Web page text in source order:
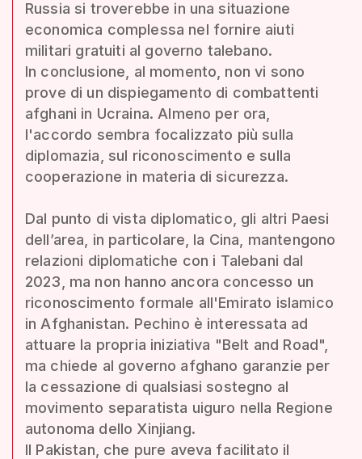
Russia si troverebbe in una situazione
economica complessa nel fornire aiuti
militari gratuiti al governo talebano.
In conclusione, al momento, non vi sono
prove di un dispiegamento di combattenti
afghani in Ucraina. Almeno per ora,
l'accordo sembra focalizzato più sulla
diplomazia, sul riconoscimento e sulla
cooperazione in materia di sicurezza.
Dal punto di vista diplomatico, gli altri Paesi
dell’area, in particolare, la Cina, mantengono
relazioni diplomatiche con i Talebani dal
2023, ma non hanno ancora concesso un
riconoscimento formale all'Emirato islamico
in Afghanistan. Pechino è interessata ad
attuare la propria iniziativa "Belt and Road",
ma chiede al governo afghano garanzie per
la cessazione di qualsiasi sostegno al
movimento separatista uiguro nella Regione
autonoma dello Xinjiang.
Il Pakistan, che pure aveva facilitato il